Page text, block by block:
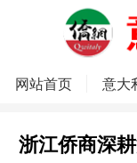
网站首页 意大
浙江侨商深